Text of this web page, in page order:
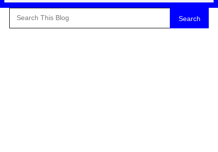
Search